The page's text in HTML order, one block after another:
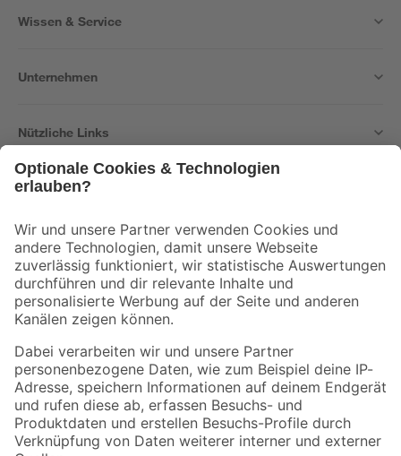
Wissen & Service
Unternehmen
Nützliche Links
Der toom Newsletter: Keine Angebote und Aktionen mehr verpassen!
Zur Newsletter Anmeldung
Folge uns
Zahlungsarten Versandarten